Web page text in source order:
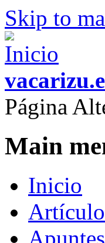
Skip to
Página
Main
Inicio
Apuntes